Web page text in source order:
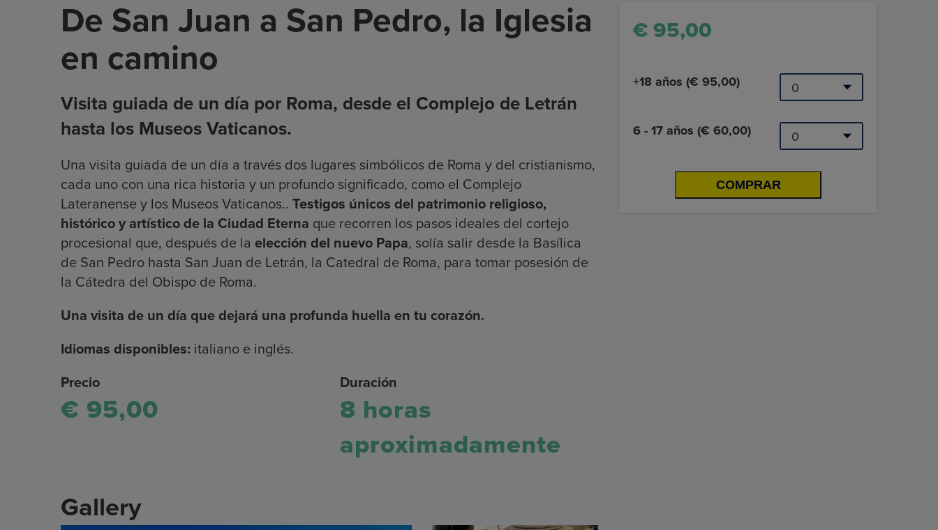
De San Juan a San Pedro, la Iglesia
en camino
Visita guiada de un día por Roma, desde el Complejo de Letrán
hasta los Museos Vaticanos.
Una visita guiada de un día a través dos lugares simbólicos de Roma y del cristianismo,
cada uno con una rica historia y un profundo significado, como el Complejo
Lateranense y los Museos Vaticanos.. Testigos únicos del patrimonio religioso,
histórico y artístico de la Ciudad Eterna que recorren los pasos ideales del cortejo
procesional que, después de la elección del nuevo Papa, solía salir desde la Basílica
de San Pedro hasta San Juan de Letrán, la Catedral de Roma, para tomar posesión de
la Cátedra del Obispo de Roma.
Una visita de un día que dejará una profunda huella en tu corazón.
Idiomas disponibles: italiano e inglés.
Precio
€ 95,00
Duración
8 horas
aproximadamente
Gallery
€ 95,00
+18 años (€ 95,00)
6 - 17 años (€ 60,00)